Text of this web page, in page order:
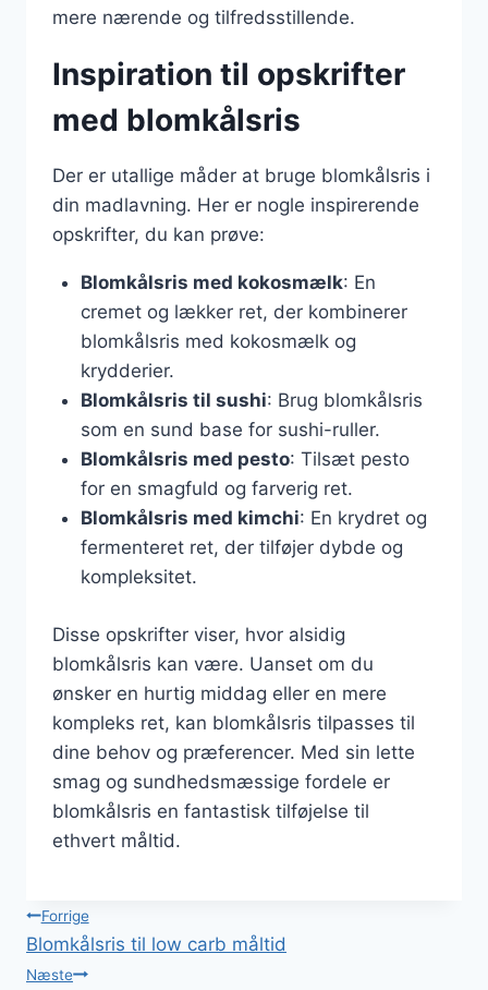
mere nærende og tilfredsstillende.
Inspiration til opskrifter
med blomkålsris
Der er utallige måder at bruge blomkålsris i
din madlavning. Her er nogle inspirerende
opskrifter, du kan prøve:
Blomkålsris med kokosmælk: En
cremet og lækker ret, der kombinerer
blomkålsris med kokosmælk og
krydderier.
Blomkålsris til sushi: Brug blomkålsris
som en sund base for sushi-ruller.
Blomkålsris med pesto: Tilsæt pesto
for en smagfuld og farverig ret.
Blomkålsris med kimchi: En krydret og
fermenteret ret, der tilføjer dybde og
kompleksitet.
Disse opskrifter viser, hvor alsidig
blomkålsris kan være. Uanset om du
ønsker en hurtig middag eller en mere
kompleks ret, kan blomkålsris tilpasses til
dine behov og præferencer. Med sin lette
smag og sundhedsmæssige fordele er
blomkålsris en fantastisk tilføjelse til
ethvert måltid.
Indlægsnavigation
Forrige
Blomkålsris til low carb måltid
Næste